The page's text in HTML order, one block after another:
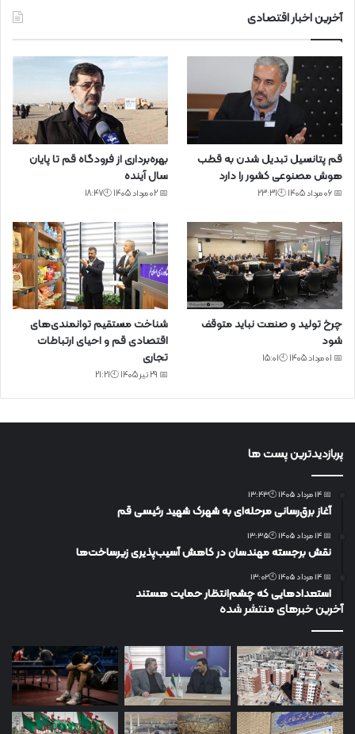
آخرین اخبار اقتصادی
قم پتانسیل تبدیل شدن به قطب
هوش مصنوعی کشور را دارد
📅 06 مرداد 1405 🕙23:31
بهره‌برداری از فرودگاه قم تا پایان
سال آینده
📅 02 مرداد 1405 🕙18:47
چرخ تولید و صنعت نباید متوقف
شود
📅 01 مرداد 1405 🕙15:01
شناخت مستقیم توانمندی‌های
اقتصادی قم و احیای ارتباطات
تجاری
📅 29 تیر 1405 🕙21:21
پربازدیدترین پست ها
📅 14 مرداد 1405 🕙13:43
آغاز برق‌رسانی مرحله‌ای به شهرک شهید رئیسی قم
📅 14 مرداد 1405 🕙13:35
نقش برجسته مهندسان در کاهش آسیب‌پذیری زیرساخت‌ها
📅 14 مرداد 1405 🕙13:02
استعدادهایی که چشم‌انتظار حمایت هستند
آخرین خبرهای منتشر شده